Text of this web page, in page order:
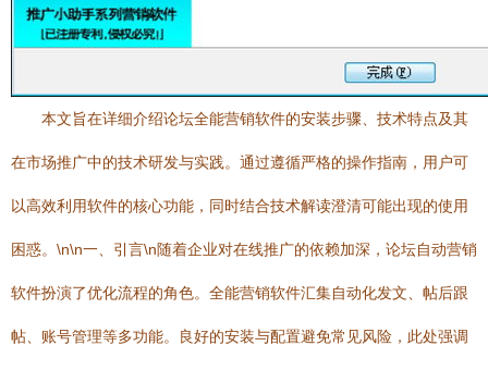
本文旨在详细介绍论坛全能营销软件的安装步骤、技术特点及其
在市场推广中的技术研发与实践。通过遵循严格的操作指南，用户可
以高效利用软件的核心功能，同时结合技术解读澄清可能出现的使用
困惑。\n\n一、引言\n随着企业对在线推广的依赖加深，论坛自动营销
软件扮演了优化流程的角色。全能营销软件汇集自动化发文、帖后跟
帖、账号管理等多功能。良好的安装与配置避免常见风险，此处强调